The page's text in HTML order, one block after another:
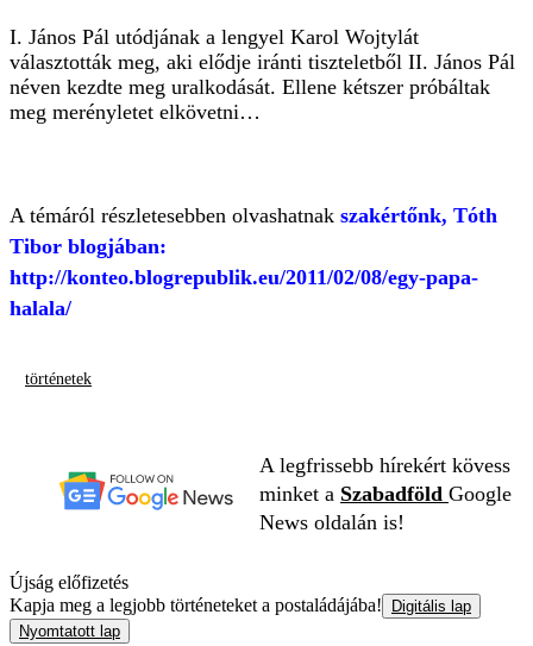
I. János Pál utódjának a lengyel Karol Wojtylát
választották meg, aki elődje iránti tiszteletből II. János Pál
néven kezdte meg uralkodását. Ellene kétszer próbáltak
meg merényletet elkövetni…
A témáról részletesebben olvashatnak szakértőnk, Tóth
Tibor blogjában:
http://konteo.blogrepublik.eu/2011/02/08/egy-papa-
halala/
történetek
A legfrissebb hírekért kövess
minket a Szabadföld Google
News oldalán is!
Újság előfizetés
Kapja meg a legjobb történeteket a postaládájába!
Digitális lap
Nyomtatott lap